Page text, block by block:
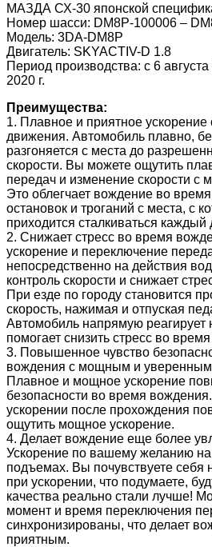
МАЗДА СХ-30 японской
Номер шасси: DM8P-100006 –
Модель: 3DA-DM8P
Двигатель: SKYACTIV-D 1.8
Период производства: с 6
2020 г.
Преимущества:
1. Плавное и приятное
движения. Автомобиль плавно,
разгоняется с места до
скорости. Вы можете ощутить
передач и изменение скорости с
Это облегчает вождение во
остановок и троганий с места, с
приходится сталкиваться каждый
2. Снижает стресс во время
ускорение и переключение
непосредственно на действия
контроль скорости и снижает
При езде по городу становится
скорость, нажимая и отпуская
Автомобиль напрямую реагирует
помогает снизить стресс во
3. Повышенное чувство
вождения с мощным и уверенным
Плавное и мощное ускорение
безопасности во время
ускорении после прохождения
ощутить мощное ускорение.
4. Делает вождение еще более
Ускорение по вашему желанию на
подъемах. Вы почувствуете себя
при ускорении, что подумаете,
качества реально стали лучше!
момент и время переключения
синхронизированы, что делает
приятным.